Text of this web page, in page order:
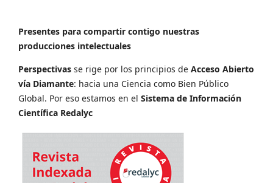
Presentes para compartir contigo nuestras
producciones intelectuales
Perspectivas se rige por los principios de Acceso Abierto
vía Diamante: hacia una Ciencia como Bien Público
Global. Por eso estamos en el Sistema de Información
Científica Redalyc